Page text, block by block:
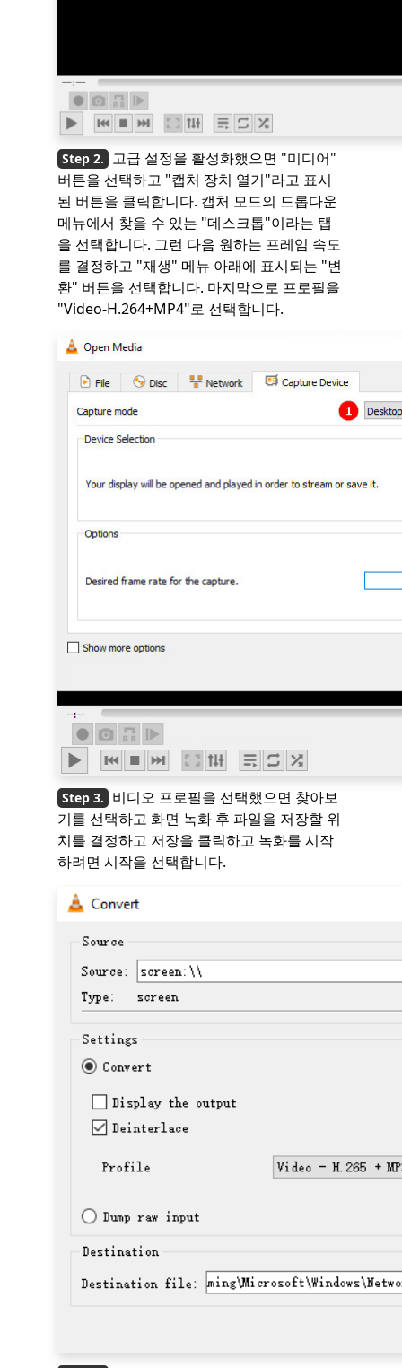
고급 설정을 활성화했으면 "미디어"
버튼을 선택하고 "캡처 장치 열기"라고 표시
된 버튼을 클릭합니다. 캡처 모드의 드롭다운
메뉴에서 찾을 수 있는 "데스크톱"이라는 탭
을 선택합니다. 그런 다음 원하는 프레임 속도
를 결정하고 "재생" 메뉴 아래에 표시되는 "변
환" 버튼을 선택합니다. 마지막으로 프로필을
"Video-H.264+MP4"로 선택합니다.
비디오 프로필을 선택했으면 찾아보
기를 선택하고 화면 녹화 후 파일을 저장할 위
치를 결정하고 저장을 클릭하고 녹화를 시작
하려면 시작을 선택합니다.